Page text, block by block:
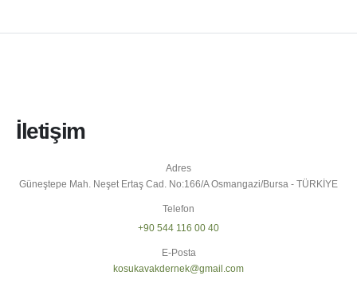
İletişim
Adres
Güneştepe Mah. Neşet Ertaş Cad. No:166/A Osmangazi/Bursa - TÜRKİYE
Telefon
+90 544 116 00 40
E-Posta
kosukavakdernek@gmail.com